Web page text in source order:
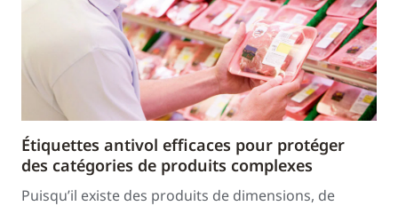
Étiquettes antivol efficaces pour protéger
des catégories de produits complexes
Puisqu’il existe des produits de dimensions, de